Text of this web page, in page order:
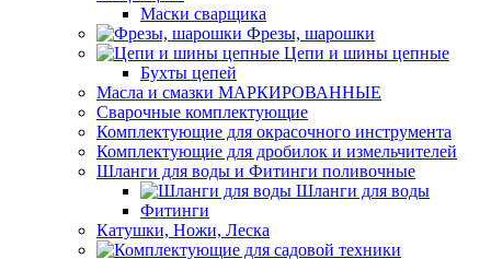
Маски сварщика
Фрезы, шарошки
Цепи и шины цепные
Бухты цепей
Масла и смазки МАРКИРОВАННЫЕ
Сварочные комплектующие
Комплектующие для окрасочного инструмента
Комплектующие для дробилок и измельчителей
Шланги для воды и Фитинги поливочные
Шланги для воды
Фитинги
Катушки, Ножи, Леска